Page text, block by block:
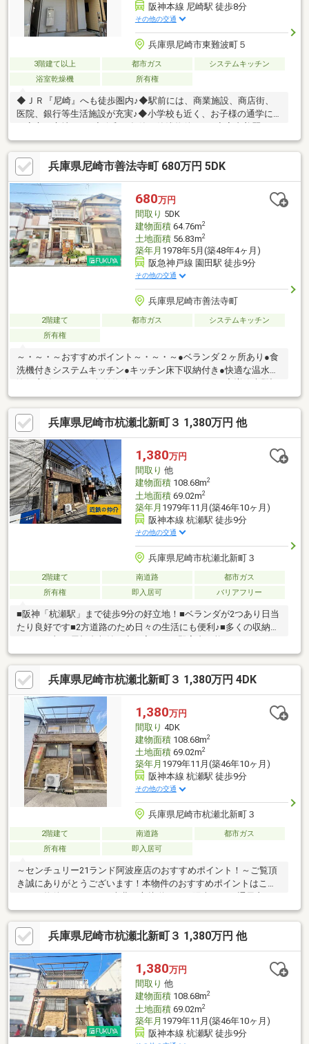
阪神本線 尼崎駅 徒歩8分
その他の交通
兵庫県尼崎市東難波町５
3階建て以上 都市ガス
システムキッチン
浴室乾燥機
所有権
◆ＪＲ『尼崎』へも徒歩圏内♪◆駅前には、商業施設、商店街、
医院、銀行等生活施設が充実♪◆小学校も近く、お子様の通学に
～ お気軽にお問い合わせ下さい ～～閑静な住宅地、整形地、
全居室収納、対面式キッチン、リビング階段、スーパー 徒歩10分
以内、システムキッチン、浴室乾燥機、陽当り良好、駅まで平
坦、シャワー付洗面化粧台、オートバス、温水洗浄便座、浴室に
窓、全居室フローリング、３階建以上、都市ガス、小学校 徒歩10
分以内、平坦地、食器洗乾燥機、周辺交通量少なめ
兵庫県尼崎市善法寺町 680万円 5DK
680万円
間取り 5DK
建物面積64.76m2
土地面積56.83m2
築年月 1978年5月(築48年4ヶ月)
阪急神戸線 園田駅 徒歩9分
その他の交通
兵庫県尼崎市善法寺町
2階建て 都市ガス
システムキッチン
所有権
～・～・～おすすめポイント～・～・～●ベランダ２ヶ所あり●食
洗機付きシステムキッチン●キッチン床下収納付き●快適な温水洗
部分有：約４．０５㎡/１階洗面所雨漏れ有■□■９０店舗以上の
FUKUYAネットワークでサポートいたします■□■家を買うとき・売
るときは福屋不動産販売尼崎店にお任せください！お客様からの
お問い合わせをスタッフ一同お待ちしております！フリーダイヤ
ル：０１２０－２７－２９８１
兵庫県尼崎市杭瀬北新町３ 1,380万円 他
1,380万円
間取り 他
建物面積108.68m2
土地面積69.02m2
築年月 1979年11月(築46年10ヶ月)
阪神本線 杭瀬駅 徒歩9分
その他の交通
兵庫県尼崎市杭瀬北新町３
2階建て 南道路
都市ガス
所有権
即入居可 バリアフリー
■阪神「杭瀬駅」まで徒歩9分の好立地！■ベランダが2つあり日当
たり良好です■2方道路のため日々の生活にも便利♪■多くの収納ス
兵庫県尼崎市杭瀬北新町３ 1,380万円 4DK
1,380万円
間取り 4DK
建物面積108.68m2
土地面積69.02m2
築年月 1979年11月(築46年10ヶ月)
阪神本線 杭瀬駅 徒歩9分
その他の交通
兵庫県尼崎市杭瀬北新町３
2階建て 南道路
都市ガス
所有権
即入居可
～センチュリー21ランド阿波座店のおすすめポイント！～ご覧頂
き誠にありがとうございます！本物件のおすすめポイントはこち
好！●現況空家につき即内覧可能！●2沿線3駅利用可能！＜立地＞
●阪神電鉄本線「杭瀬」駅より徒歩約9分お気軽にお問い合わせく
ださい！＜センチュリー21ランドについて＞●センチュリー21ラ
ンド阿波座店は・・・ お客様のニーズに寄り添い、大切なお住
まいのご購入に最後まで伴走いたします！●リフォームのご相談
も承っております。●不動産に関するお悩み等、なんでもお気軽
にご相談くださいませ！
兵庫県尼崎市杭瀬北新町３ 1,380万円 他
1,380万円
間取り 他
建物面積108.68m2
土地面積69.02m2
築年月 1979年11月(築46年10ヶ月)
阪神本線 杭瀬駅 徒歩9分